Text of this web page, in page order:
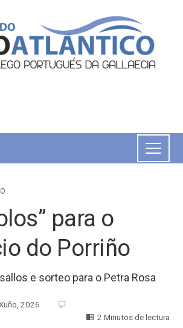
para o
do Porriño
e sorteo para o Petra Rosa
2026
2 Minutos de lectura